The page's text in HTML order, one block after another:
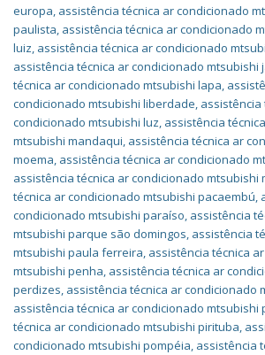
europa, assistência técnica ar condicionado
paulista, assistência técnica ar condicionado
luiz, assistência técnica ar condicionado
assistência técnica ar condicionado mtsubishi
técnica ar condicionado mtsubishi lapa,
condicionado mtsubishi liberdade, assistência
condicionado mtsubishi luz, assistência
mtsubishi mandaqui, assistência técnica ar
moema, assistência técnica ar condicionado
assistência técnica ar condicionado mtsubishi
técnica ar condicionado mtsubishi pacaembú,
condicionado mtsubishi paraíso, assistência
mtsubishi parque são domingos, assistência
mtsubishi paula ferreira, assistência técnica
mtsubishi penha, assistência técnica ar
perdizes, assistência técnica ar condicionado
assistência técnica ar condicionado mtsubishi
técnica ar condicionado mtsubishi pirituba,
condicionado mtsubishi pompéia, assistência